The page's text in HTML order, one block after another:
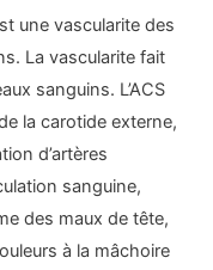
une vascularite des
La vascularite fait
sanguins. L’ACS
la carotide externe,
d’artères
sanguine,
des maux de tête,
à la mâchoire